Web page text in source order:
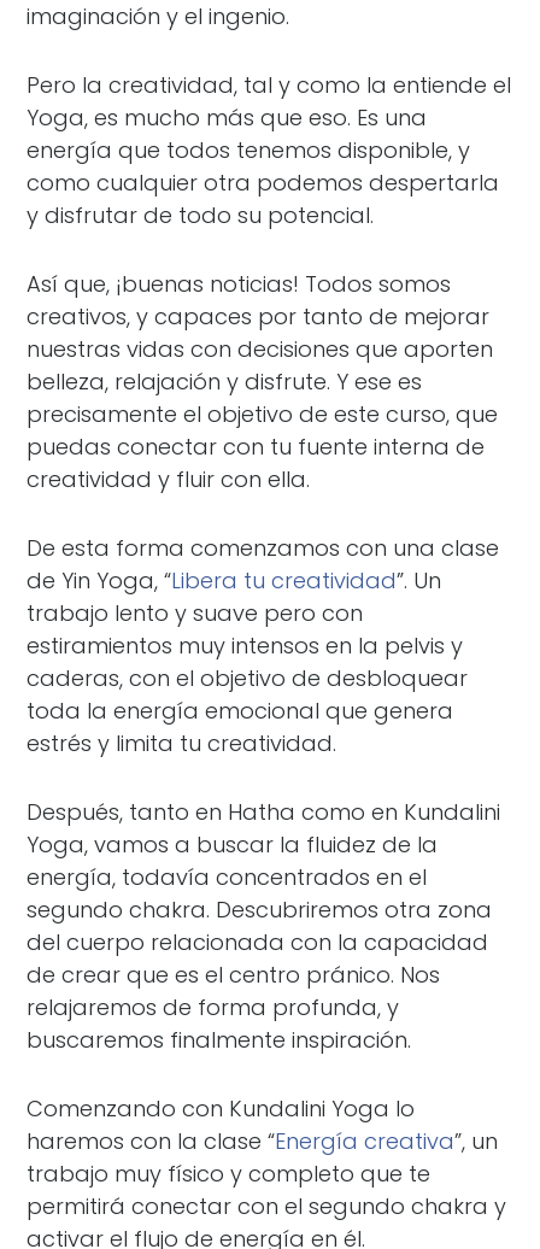
imaginación y el ingenio.
Pero la creatividad, tal y como la entiende el
Yoga, es mucho más que eso. Es una
energía que todos tenemos disponible, y
como cualquier otra podemos despertarla
y disfrutar de todo su potencial.
Así que, ¡buenas noticias! Todos somos
creativos, y capaces por tanto de mejorar
nuestras vidas con decisiones que aporten
belleza, relajación y disfrute. Y ese es
precisamente el objetivo de este curso, que
puedas conectar con tu fuente interna de
creatividad y fluir con ella.
De esta forma comenzamos con una clase
de Yin Yoga, “Libera tu creatividad”. Un
trabajo lento y suave pero con
estiramientos muy intensos en la pelvis y
caderas, con el objetivo de desbloquear
toda la energía emocional que genera
estrés y limita tu creatividad.
Después, tanto en Hatha como en Kundalini
Yoga, vamos a buscar la fluidez de la
energía, todavía concentrados en el
segundo chakra. Descubriremos otra zona
del cuerpo relacionada con la capacidad
de crear que es el centro pránico. Nos
relajaremos de forma profunda, y
buscaremos finalmente inspiración.
Comenzando con Kundalini Yoga lo
haremos con la clase “Energía creativa”, un
trabajo muy físico y completo que te
permitirá conectar con el segundo chakra y
activar el flujo de energía en él.